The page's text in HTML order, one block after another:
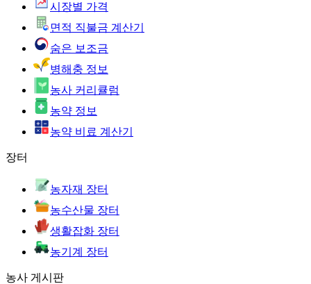
시장별 가격
면적 직불금 계산기
숨은 보조금
병해충 정보
농사 커리큘럼
농약 정보
농약 비료 계산기
장터
농자재 장터
농수산물 장터
생활잡화 장터
농기계 장터
농사 게시판